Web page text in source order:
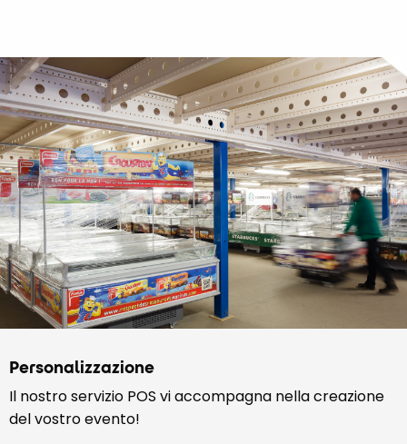
Personalizzazione
Il nostro servizio POS vi accompagna nella creazione
del vostro evento!